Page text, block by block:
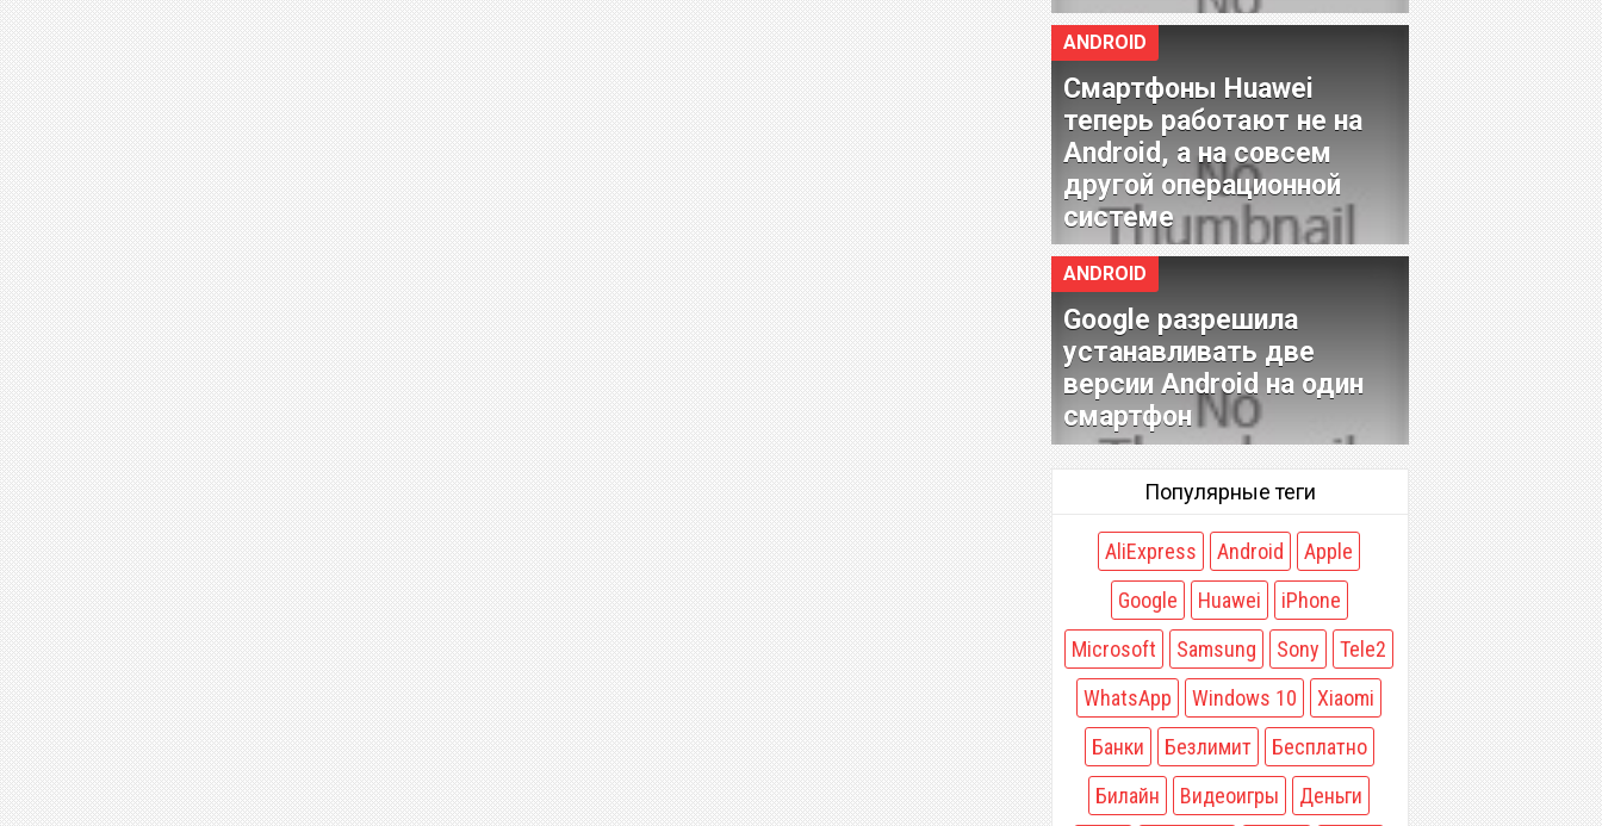
ANDROID
Смартфоны Huawei
теперь работают не на
Android, а на совсем
другой операционной
системе
ANDROID
Google разрешила
устанавливать две
версии Android на один
смартфон
Популярные теги
AliExpress Android
Apple
Google
Huawei
iPhone
Microsoft
Samsung Sony
Tele2
WhatsApp
Windows 10
Xiaomi
Банки
Безлимит
Бесплатно
Билайн
Видеоигры
Деньги